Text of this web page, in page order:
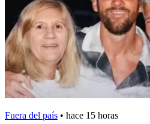
Fuera del país • hace 15 horas